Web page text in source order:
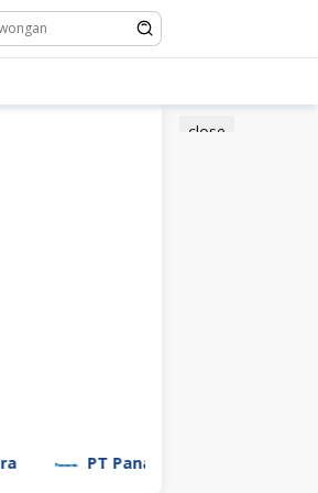
close
PT Panasonic Manufacturing Indonesia